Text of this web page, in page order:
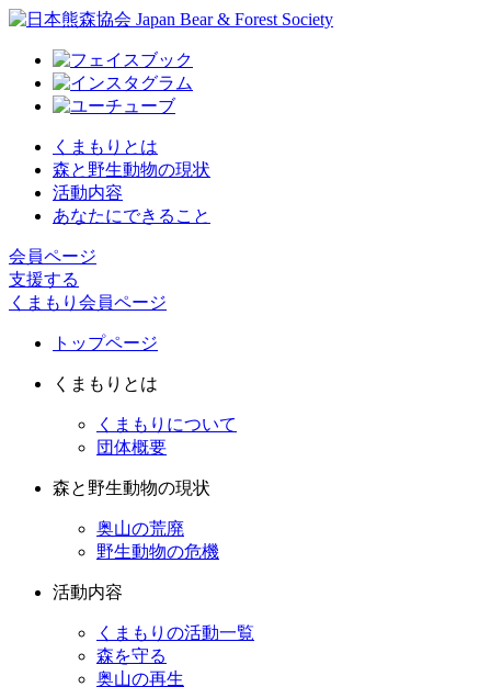
くまもりとは
森と野生動物の現状
活動内容
あなたにできること
会員ページ
支援する
くまもり会員ページ
トップページ
くまもりとは
くまもりについて
団体概要
森と野生動物の現状
奥山の荒廃
野生動物の危機
活動内容
くまもりの活動一覧
森を守る
奥山の再生